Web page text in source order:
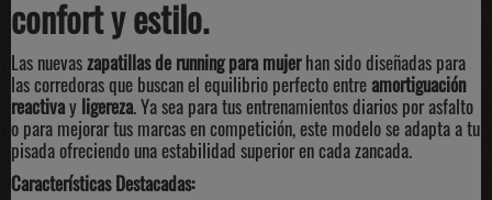
confort y estilo.
Las nuevaszapatillas de running para mujerhan sido diseñadas para
las corredoras que buscan el equilibrio perfecto entreamortiguación
reactivay ligereza. Ya sea para tus entrenamientos diarios por asfalto
o para mejorar tus marcas en competición, este modelo se adapta a tu
pisada ofreciendo una estabilidad superior en cada zancada.
Características Destacadas: